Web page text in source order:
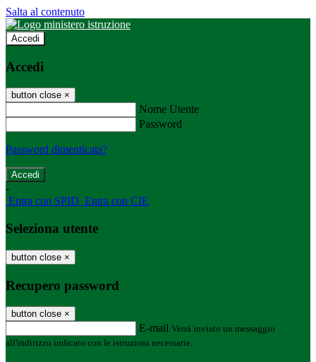
Salta al contenuto
Accedi
Accedi
button close ×
Nome Utente
Password
Password dimenticata?
-
Entra con SPID Entra con CIE
Seleziona utente
button close ×
Recupero password
button close ×
E-mail Verrà inviato un messaggio
all'indirizzo indicato con le istruzioni necessarie.